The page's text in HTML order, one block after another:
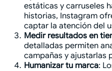
estáticas y carruseles
historias, Instagram
captar la atención del
Medir resultados en
detalladas permiten
campañas y ajustarlas
Humanizar tu marca: